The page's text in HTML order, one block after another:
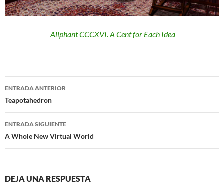
Aliphant CCCXVI. A Cent for Each Idea
Navegación
de
entradas
ENTRADA ANTERIOR
Teapotahedron
ENTRADA SIGUIENTE
A Whole New Virtual World
DEJA UNA RESPUESTA